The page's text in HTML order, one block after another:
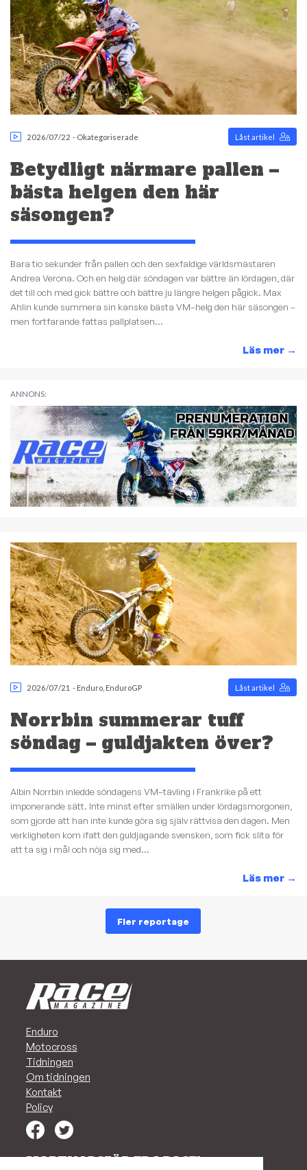
2026/07/22 - Okategoriserade Låst artikel
Betydligt närmare pallen –
bästa helgen den här
säsongen?
Bara tio sekunder från pallen och den sexfaldige världsmästaren
Andrea Verona. Och en helg där söndagen var bättre än lördagen, där
det till och med gick bättre och bättre ju längre helgen pågick. Max
Ahlin kunde summera sin kanske bästa VM–helg den här säsongen –
men fortfarande fattas pallplatsen...
Läs mer →
ANNONS:
2026/07/21 - Enduro EnduroGP Låst artikel
Norrbin summerar tuff
söndag – guldjakten över?
Albin Norrbin inledde söndagens VM–tävling i Frankrike på ett
imponerande sätt. Inte minst efter smällen under lördagsmorgonen,
som gjorde att han inte kunde göra sig själv rättvisa den dagen. Men
verkligheten kom ifatt den guldjagande svensken, som fick slita för
att ta sig i mål och nöja sig med...
Läs mer →
Fler reportage
Enduro
Motocross
Tidningen
Om tidningen
Kontakt
Policy
MARKNADSFÖR ER I RACE!